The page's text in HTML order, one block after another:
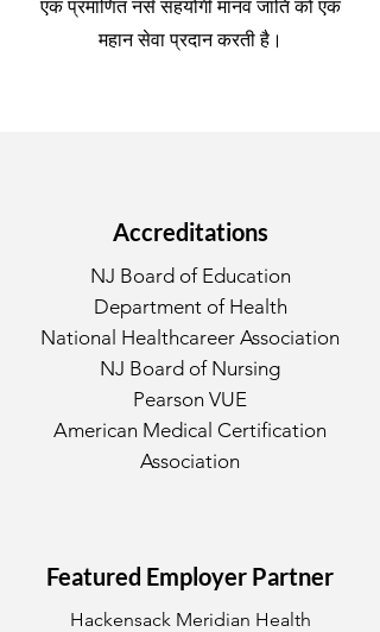
एक प्रमाणित नर्स सहयोगी मानव जाति को एक
महान सेवा प्रदान करती है।
Accreditations
NJ Board of Education
Department of Health
National Healthcareer Association
NJ Board of Nursing
Pearson VUE
American Medical Certification
Association
Featured Employer Partner
Hackensack Meridian Health